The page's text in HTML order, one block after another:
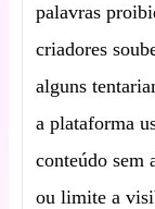
palavras
criadores
alguns
a plataforma
conteúdo sem
ou limite a